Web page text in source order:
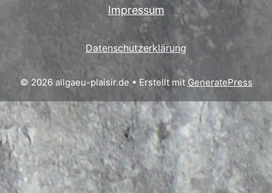
Impressum
Datenschutzerklärung
© 2026 allgaeu-plaisir.de • Erstellt mit GeneratePress